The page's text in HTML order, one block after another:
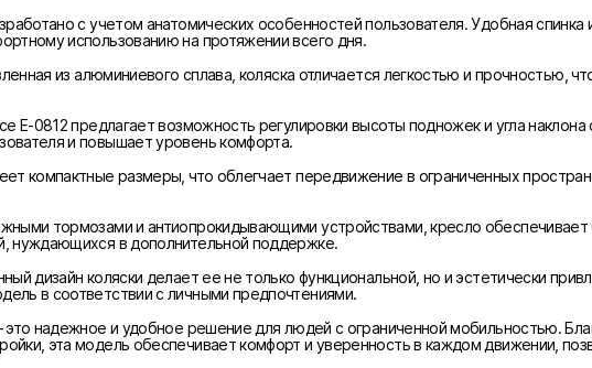
с учетом анатомических особенностей пользователя. Удобная
использованию на протяжении всего дня.
из алюминиевого сплава, коляска отличается легкостью и прочностью,
E-0812 предлагает возможность регулировки высоты подножек и угла наклона
и повышает уровень комфорта.
компактные размеры, что облегчает передвижение в ограниченных
тормозами и антиопрокидывающими устройствами, кресло обеспечивает
нуждающихся в дополнительной поддержке.
дизайн коляски делает ее не только функциональной, но и эстетически
в соответствии с личными предпочтениями.
надежное и удобное решение для людей с ограниченной мобильностью.
эта модель обеспечивает комфорт и уверенность в каждом движении,